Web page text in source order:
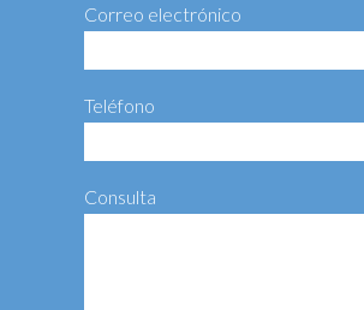
Correo electrónico
Teléfono
Consulta